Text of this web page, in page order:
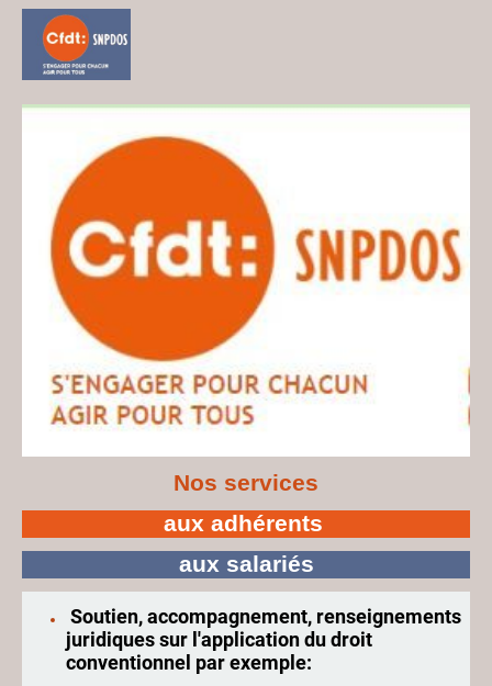
Nos services
aux adhérents
aux salariés
Soutien, accompagnement, renseignements
juridiques sur l'application du droit
conventionnel par exemple: